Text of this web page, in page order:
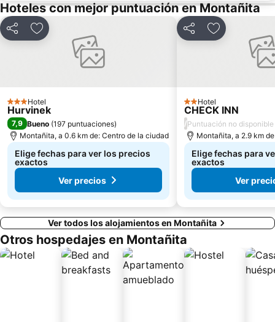
Hoteles con mejor puntuación en Montañita
CompartirAgregar a favoritos
3 Estrellas
Hotel
Hurvinek
7,9 Bueno (197 puntuaciones)
Montañita, a 0.6 km de: Centro de la ciudad
Elige fechas para ver los precios
exactos
Ver precios
CompartirAgregar a
2 Estrellas
Hotel
CHECK INN
/Puntuación no disponible
Montañita, a 2.9 km
Elige fechas para
exactos
Ver
Ver todos los alojamientos en Montañita
Otros hospedajes en Montañita